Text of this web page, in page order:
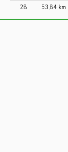
28
53,84 km